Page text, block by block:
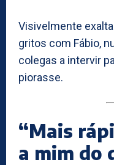
Visivelmente
gritos com Fábio,
colegas a intervir
piorasse.
“Mais
a mim do